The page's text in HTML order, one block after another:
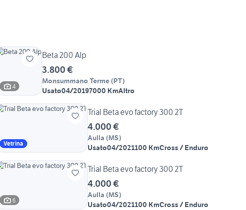
4
Beta 200 Alp
3.800 €
Monsummano Terme (PT)
Usato04/20197000 KmAltro
Vetrina
Trial Beta evo factory 300 2T
4.000 €
Aulla (MS)
Usato04/2021100 KmCross / Enduro
6
Trial Beta evo factory 300 2T
4.000 €
Aulla (MS)
Usato04/2021100 KmCross / Enduro